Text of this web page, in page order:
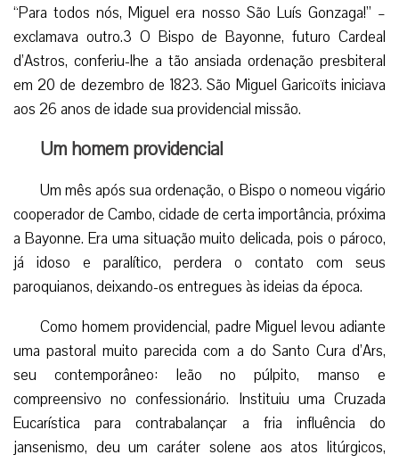
“Para todos nós, Miguel era nosso São Luís Gonzaga!” –
exclamava outro.3 O Bispo de Bayonne, futuro Cardeal
d’Astros, conferiu-lhe a tão ansiada ordenação presbiteral
em 20 de dezembro de 1823. São Miguel Garicoïts iniciava
aos 26 anos de idade sua providencial missão.
Um homem providencial
Um mês após sua ordenação, o Bispo o nomeou vigário
cooperador de Cambo, cidade de certa importância, próxima
a Bayonne. Era uma situação muito delicada, pois o pároco,
já idoso e paralítico, perdera o contato com seus
paroquianos, deixando-os entregues às ideias da época.